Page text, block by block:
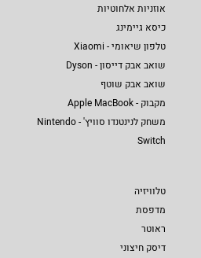
אוזניות אלחוטיות
כיסא גיימינג
טלפון שיאומי - Xiaomi
שואב אבק דייסון - Dyson
שואב אבק שוטף
מקבוק - Apple MacBook
משחק לנינטנדו סוויץ' - Nintendo
Switch
טלוויזיה
מדפסת
ראוטר
דיסק חיצוני